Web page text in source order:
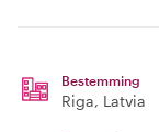
Bestemming
Riga, Latvia